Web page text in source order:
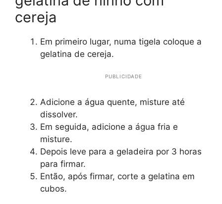
cereja
Em primeiro lugar, numa tigela coloque a
gelatina de cereja.
PUBLICIDADE
Adicione a água quente, misture até
dissolver.
Em seguida, adicione a água fria e
misture.
Depois leve para a geladeira por 3 horas
para firmar.
Então, após firmar, corte a gelatina em
cubos.